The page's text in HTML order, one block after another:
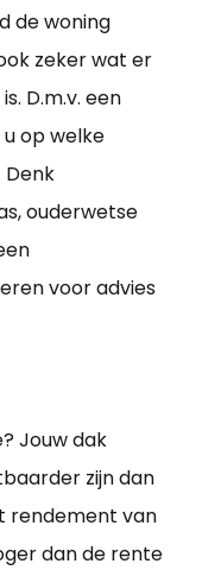
de woning
zeker wat er
D.m.v. een
op welke
ouderwetse
voor advies
Jouw dak
zijn dan
rendement van
dan de rente